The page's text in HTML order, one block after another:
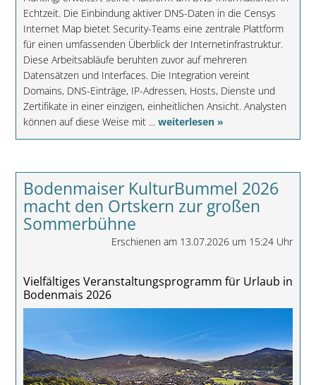
Echtzeit. Die Einbindung aktiver DNS-Daten in die Censys
Internet Map bietet Security-Teams eine zentrale Plattform
für einen umfassenden Überblick der Internetinfrastruktur.
Diese Arbeitsabläufe beruhten zuvor auf mehreren
Datensätzen und Interfaces. Die Integration vereint
Domains, DNS-Einträge, IP-Adressen, Hosts, Dienste und
Zertifikate in einer einzigen, einheitlichen Ansicht. Analysten
können auf diese Weise mit ... weiterlesen »
Bodenmaiser KulturBummel 2026
macht den Ortskern zur großen
Sommerbühne
Erschienen am 13.07.2026 um 15:24 Uhr
Vielfältiges Veranstaltungsprogramm für Urlaub in
Bodenmais 2026